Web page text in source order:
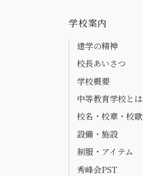
学校案内
建学の精神
校長あいさつ
学校概要
中等教育学校とは
校名・校章・校歌
設備・施設
制服・アイテム
秀峰会PST